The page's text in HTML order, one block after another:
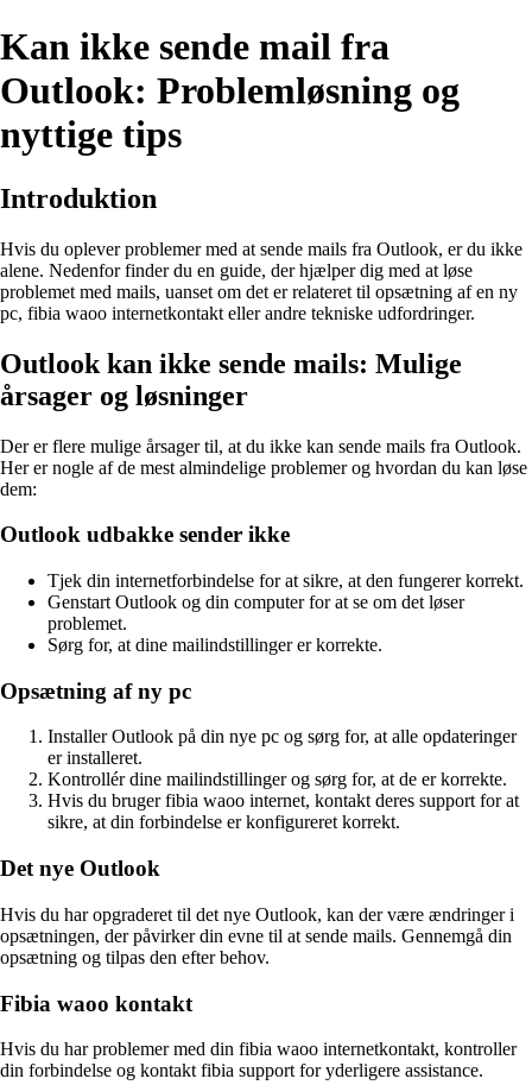
Kan ikke sende mail fra
Outlook: Problemløsning og
nyttige tips
Introduktion
Hvis du oplever problemer med at sende mails fra Outlook, er du ikke
alene. Nedenfor finder du en guide, der hjælper dig med at løse
problemet med mails, uanset om det er relateret til opsætning af en ny
pc, fibia waoo internetkontakt eller andre tekniske udfordringer.
Outlook kan ikke sende mails: Mulige
årsager og løsninger
Der er flere mulige årsager til, at du ikke kan sende mails fra Outlook.
Her er nogle af de mest almindelige problemer og hvordan du kan løse
dem:
Outlook udbakke sender ikke
Tjek din internetforbindelse for at sikre, at den fungerer korrekt.
Genstart Outlook og din computer for at se om det løser
problemet.
Sørg for, at dine mailindstillinger er korrekte.
Opsætning af ny pc
Installer Outlook på din nye pc og sørg for, at alle opdateringer
er installeret.
Kontrollér dine mailindstillinger og sørg for, at de er korrekte.
Hvis du bruger fibia waoo internet, kontakt deres support for at
sikre, at din forbindelse er konfigureret korrekt.
Det nye Outlook
Hvis du har opgraderet til det nye Outlook, kan der være ændringer i
opsætningen, der påvirker din evne til at sende mails. Gennemgå din
opsætning og tilpas den efter behov.
Fibia waoo kontakt
Hvis du har problemer med din fibia waoo internetkontakt, kontroller
din forbindelse og kontakt fibia support for yderligere assistance.